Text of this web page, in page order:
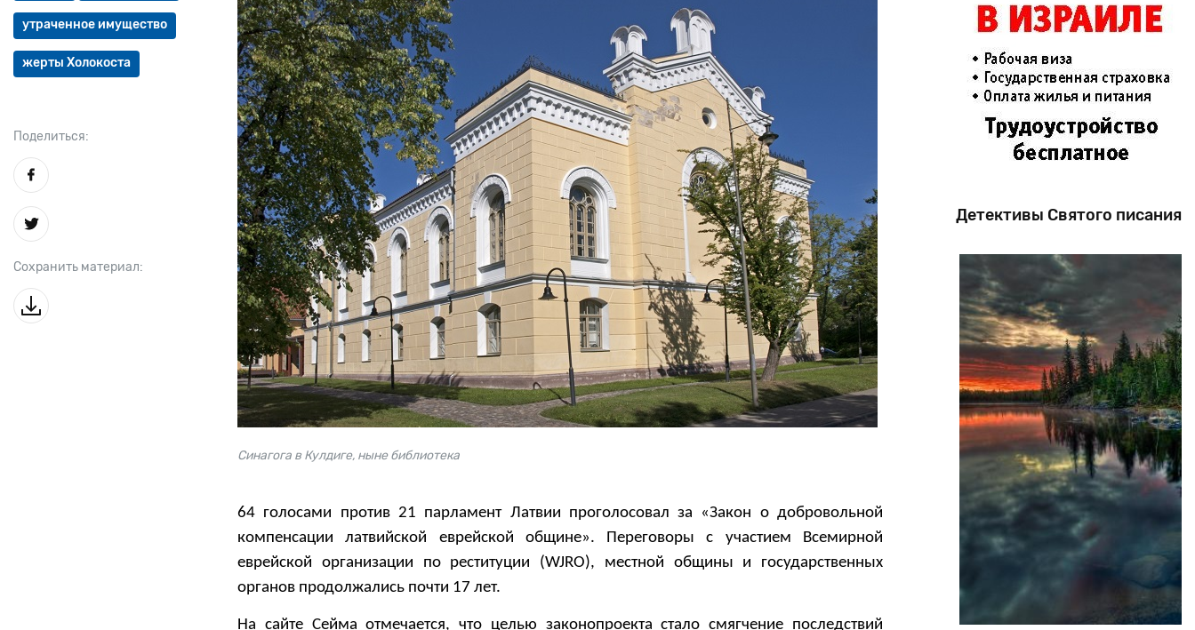
утраченное имущество
жерты Холокоста
Поделиться:
Сохранить материал:
Синагога в Кулдиге, ныне библиотека
64 голосами против 21 парламент Латвии проголосовал за «Закон о добровольной
компенсации латвийской еврейской общине». Переговоры с участием Всемирной
еврейской организации по реституции (WJRO), местной общины и государственных
органов продолжались почти 17 лет.
На сайте Сейма отмечается, что целью законопроекта стало смягчение последствий
Детективы Святого писания